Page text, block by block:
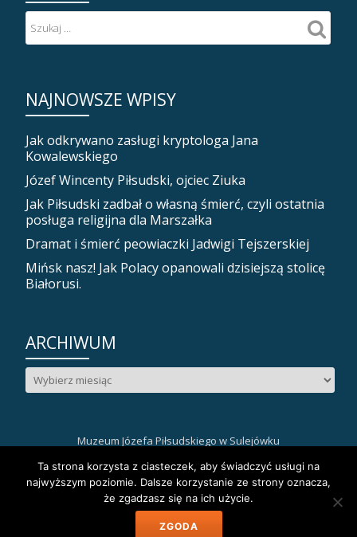
NAJNOWSZE WPISY
Jak odkrywano zasługi kryptologa Jana
Kowalewskiego
Józef Wincenty Piłsudski, ojciec Ziuka
Jak Piłsudski zadbał o własną śmierć, czyli ostatnia
posługa religijna dla Marszałka
Dramat i śmierć peowiaczki Jadwigi Tejszerskiej
Mińsk nasz! Jak Polacy opanowali dzisiejszą stolicę
Białorusi.
ARCHIWUM
Archiwum
Muzeum Józefa Piłsudskiego w Sulejówku
Drugie
menu
fa-
facebook
fa-
instagram
fa-
youtube
Llorix One Lite stworzone przez
Ta strona korzysta z ciasteczek, aby świadczyć usługi na
najwyższym poziomie. Dalsze korzystanie ze strony oznacza,
że zgadzasz się na ich użycie.
ZGODA